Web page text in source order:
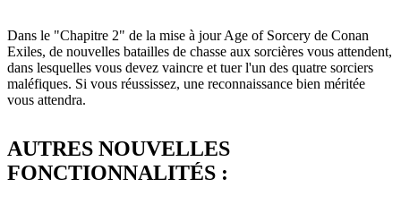
Dans le "Chapitre 2" de la mise à jour Age of Sorcery de Conan
Exiles, de nouvelles batailles de chasse aux sorcières vous attendent,
dans lesquelles vous devez vaincre et tuer l'un des quatre sorciers
maléfiques. Si vous réussissez, une reconnaissance bien méritée
vous attendra.
AUTRES NOUVELLES
FONCTIONNALITÉS :